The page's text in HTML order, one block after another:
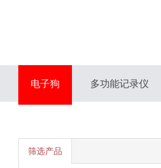
电子狗 多功能记录仪
筛选产品